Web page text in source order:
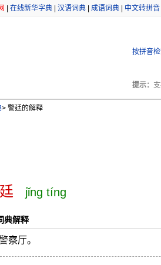
在线新华字典| 汉语词典| 成语词典| 中文转拼音|
按拼音
提示：
>警廷的解释
jǐng tíng
典解释
察厅。